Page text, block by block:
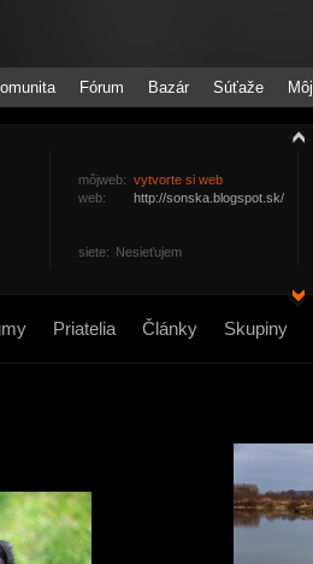
Fórum Bazár Súťaže
môjweb: vytvorte si web
web:
http://sonska.blogspot.sk/
siete: Nesieťujem
Priatelia Články Skupiny